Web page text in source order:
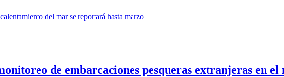
de embarcaciones pesqueras extranjeras en el